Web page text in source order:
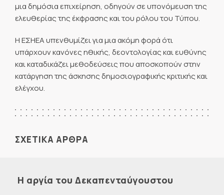
μια δημόσια επιχείρηση, οδηγούν σε υπονόμευση της
ελευθερίας της έκφρασης και του ρόλου του Τύπου.
Η ΕΣΗΕΑ υπενθυμίζει για μια ακόμη φορά ότι
υπάρχουν κανόνες ηθικής, δεοντολογίας και ευθύνης
και καταδικάζει μεθοδεύσεις που αποσκοπούν στην
κατάργηση της άσκησης δημοσιογραφικής κριτικής και
ελέγχου.
ΣΧΕΤΙΚΑ ΑΡΘΡΑ
Η αργία του Δεκαπενταύγουστου